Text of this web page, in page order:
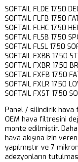
SOFTAIL FLDE 1750
SOFTAIL FLFB 1750
SOFTAIL FLHC 1750
SOFTAIL FLSB 1750
SOFTAIL FLSL 1750
SOFTAIL FXBB 1750
SOFTAIL FXBR 1750
SOFTAIL FXFB 1750
SOFTAIL FXLR 1750
SOFTAIL FXST 1750
Panel / silindirik hava
OEM hava filtresini
monte edilmiştir.
hava akışına izin
yapılmıştır ve 7
adezyonların